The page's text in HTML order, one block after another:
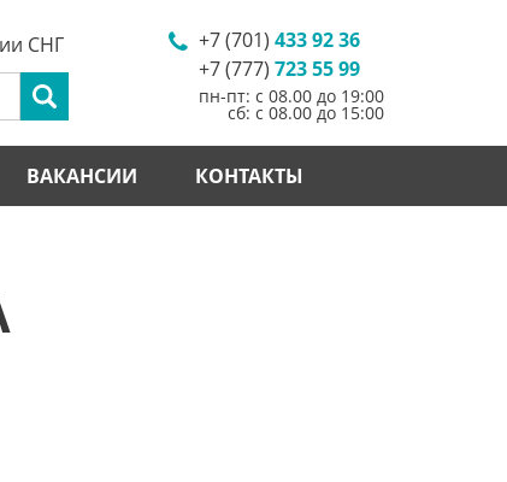
+7 (701) 433 92 36
+7 (777) 723 55 99
пн-пт: с 08.00 до 19:00
сб: с 08.00 до 15:00
СНГ
ВАКАНСИИ КОНТАКТЫ